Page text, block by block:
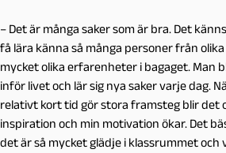
– Det är många saker som är bra. Det
få lära känna så många personer från
mycket olika erfarenheter i bagaget. Man
inför livet och lär sig nya saker varje dag.
relativt kort tid gör stora framsteg blir det
inspiration och min motivation ökar. Det
det är så mycket glädje i klassrummet och